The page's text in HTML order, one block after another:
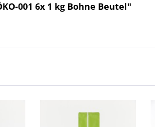
001 6x 1 kg Bohne Beutel"